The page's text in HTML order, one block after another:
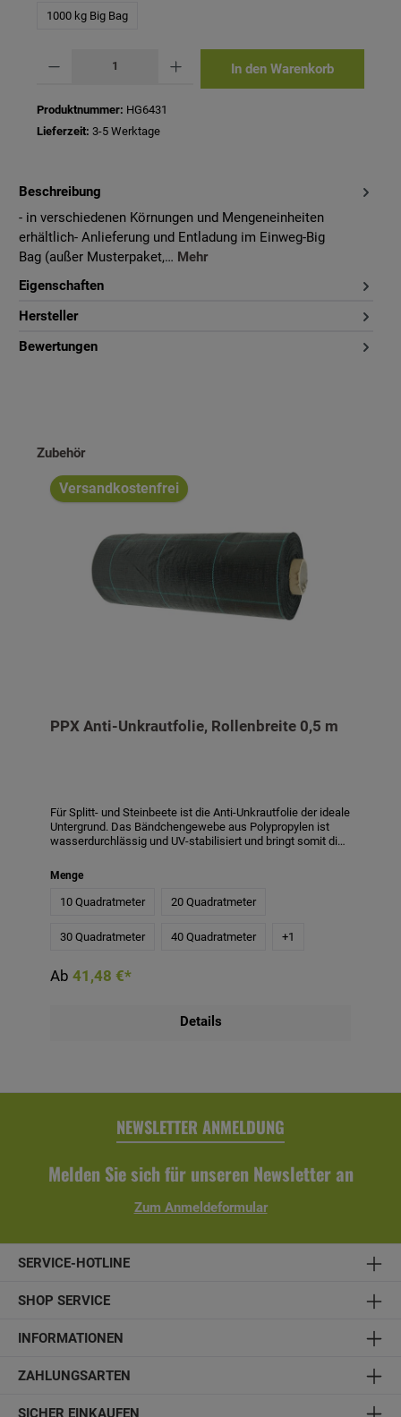
1000 kg Big Bag
In den Warenkorb
Produktnummer: HG6431
Lieferzeit: 3-5 Werktage
Beschreibung
- in verschiedenen Körnungen und Mengeneinheiten
erhältlich- Anlieferung und Entladung im Einweg-Big
Bag (außer Musterpaket,… Mehr
Eigenschaften
Hersteller
Bewertungen
Produktgalerie überspringen
Zubehör
Versandkostenfrei
PPX Anti-Unkrautfolie, Rollenbreite 0,5 m
Für Splitt- und Steinbeete ist die Anti-Unkrautfolie der ideale
Untergrund. Das Bändchengewebe aus Polypropylen ist
wasserdurchlässig und UV-stabilisiert und bringt somit die
sich. Bei Verwendung der PPX Folie zur Verringerung von
Unkraut wird empfohlen, eine Schichthöhe von mindestens
4-5 cm anzuwenden. Bei einer geringeren Schichthöhe
haben z. B. Flugpollen leichteres Spiel sich festzusetzen
Produktmerkmale:- Material: Polypropylen- Qualität: ca. 110
weist 15 x 15 cm große, grüne Markierungen auf-
Rollenbreite: 0,5 m
Menge
10 Quadratmeter 20 Quadratmeter
30 Quadratmeter 40 Quadratmeter +1
Ab 41,48 €*
Details
NEWSLETTER ANMELDUNG
Melden Sie sich für unseren Newsletter an
Zum Anmeldeformular
SERVICE-HOTLINE
SHOP SERVICE
INFORMATIONEN
ZAHLUNGSARTEN
SICHER EINKAUFEN